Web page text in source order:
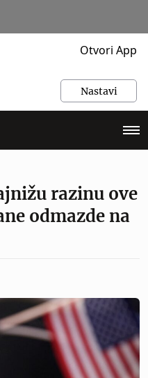
Otvori App
Nastavi
razinu ove
odmazde na